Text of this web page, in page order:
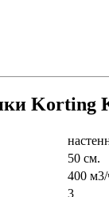
Korting
50 см.
400
3